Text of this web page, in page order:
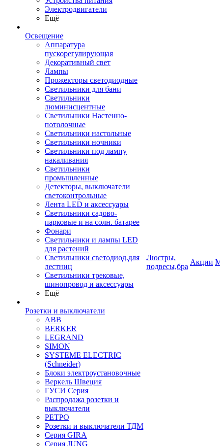
Электродвигатели
Ещё
Освещение
Аппаратура
пускорегулирующая
Декоративный свет
Лампы
Прожекторы светодиодные
Светильники для бани
Светильники
люминисцентные
Светильники Настенно-
потолочные
Светильники настольные
Светильники ночники
Светильники под лампу
накаливания
Светильники
промышленные
Детекторы, выключатели
светоконтрольные
Лента LED и аксессуары
Светильники садово-
парковые и на солн. батарее
Фонари
Светильники и лампы LED
для растений
Светильники светодиод.для
лестниц
Светильники трековые,
шинопровод и аксессуары
Ещё
Розетки и выключатели
ABB
BERKER
LEGRAND
SIMON
SYSTEME ELECTRIC
(Schneider)
Блоки электроустановочные
Веркель Швеция
ГУСИ Серия
Распродажа розетки и
выключатели
РЕТРО
Розетки и выключатели ТДМ
Серия GIRA
Серия JUNG
Люстры,
подвесы,бра
Акции